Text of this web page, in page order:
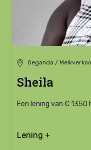
Oeganda /
Sheila
Een lening van €
Lening +